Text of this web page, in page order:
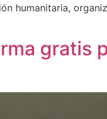
humanitaria,
gratis